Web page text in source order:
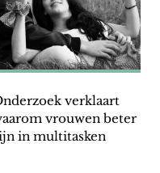
verklaart
vrouwen beter
in multitasken